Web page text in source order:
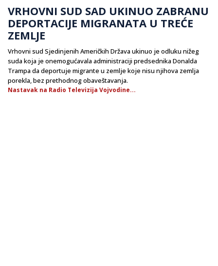
VRHOVNI SUD SAD UKINUO ZABRANU
DEPORTACIJE MIGRANATA U TREĆE
ZEMLJE
Vrhovni sud Sjedinjenih Američkih Država ukinuo je odluku nižeg
suda koja je onemogućavala administraciji predsednika Donalda
Trampa da deportuje migrante u zemlje koje nisu njihova zemlja
porekla, bez prethodnog obaveštavanja.
Nastavak na Radio Televizija Vojvodine...